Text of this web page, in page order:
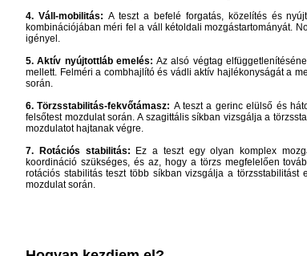
4. Váll-mobilitás: A teszt a befelé forgatás, közelítés és
kombinációjában méri fel a váll kétoldali mozgástartományát.
igényel.
5. Aktív nyújtottláb emelés: Az alsó végtag
mellett. Felméri a combhajlító és vádli aktív hajlékonyságát a
során.
6. Törzsstabilitás-fekvőtámasz: A teszt a gerinc elülső és
felsőtest mozdulat során. A szagittális síkban vizsgálja a
mozdulatot hajtanak végre.
7. Rotációs stabilitás: Ez a teszt egy olyan komplex
koordináció szükséges, és az, hogy a törzs megfelelően
rotációs stabilitás teszt több síkban vizsgálja a
mozdulat során.